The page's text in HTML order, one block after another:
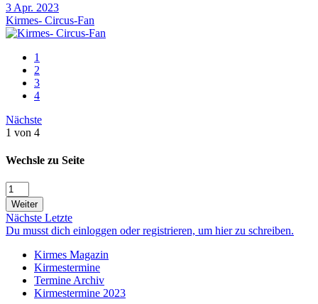
3 Apr. 2023
Kirmes- Circus-Fan
1
2
3
4
Nächste
1 von 4
Wechsle zu Seite
Weiter
Nächste Letzte
Du musst dich einloggen oder registrieren, um hier zu schreiben.
Kirmes Magazin
Kirmestermine
Termine Archiv
Kirmestermine 2023